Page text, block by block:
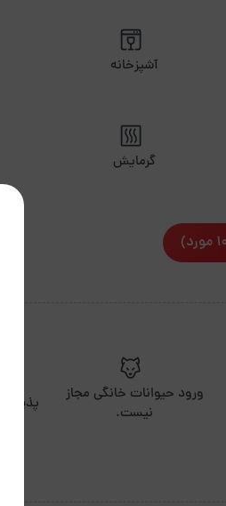
آشپزخانه
گرمایش
ورود حیوانات خانگی مجاز
نیست.
پذیرش ۲۴ ساعته مهمان.